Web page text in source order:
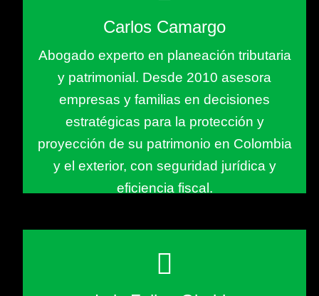
Carlos Camargo
Abogado experto en planeación tributaria
y patrimonial. Desde 2010 asesora
empresas y familias en decisiones
estratégicas para la protección y
proyección de su patrimonio en Colombia
y el exterior, con seguridad jurídica y
eficiencia fiscal.